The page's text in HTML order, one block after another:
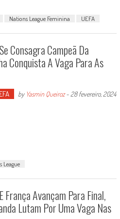
Nations League Feminina UEFA
Consagra Campeã Da
Conquista A Vaga Para As
by Yasmin Queiroz- 28 fevereiro, 2024
League
França Avançam Para Final,
Lutam Por Uma Vaga Nas